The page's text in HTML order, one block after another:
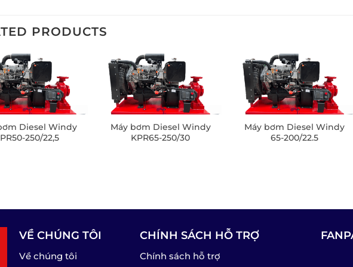
PRODUCTS
Diesel Windy
250/22,5
Máy bơm Diesel Windy
KPR65-250/30
Máy bơm Diesel Windy
65-200/22.5
VỀ CHÚNG TÔI
Về chúng tôi
CHÍNH SÁCH HỖ TRỢ
Chính sách hỗ trợ